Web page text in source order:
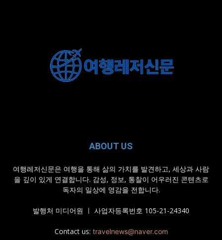
ABOUT US
여행레저신문은 여행을 통해 삶의 가치를 발견하고, 세상과 사람
을 깊이 있게 연결합니다. 감성, 정보, 통찰이 어우러진 콘텐츠로
독자의 일상에 영감을 전합니다.
발행처 미디어원 ㅣ 사업자등록번호 105-21-24340
Contact us: travelnews@naver.com